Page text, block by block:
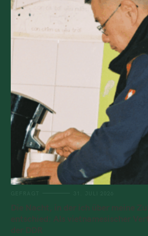
Die Nacht, in der ich über meine
entschied: Als vietnamesischer
der DDR